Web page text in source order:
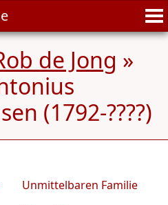
de Jong »
(1792-????)
Unmittelbaren Familie